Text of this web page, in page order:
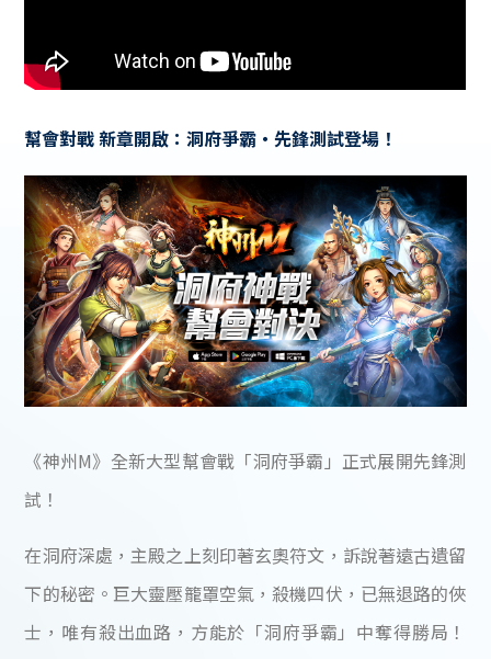
幫會對戰 新章開啟：洞府爭霸・先鋒測試登場！
《神州M》全新大型幫會戰「洞府爭霸」正式展開先鋒測
試！
在洞府深處，主殿之上刻印著玄奧符文，訴說著遠古遺留
下的秘密。巨大靈壓籠罩空氣，殺機四伏，已無退路的俠
士，唯有殺出血路，方能於「洞府爭霸」中奪得勝局！